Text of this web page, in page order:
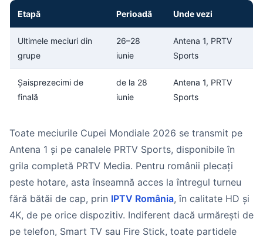
Etapă Perioadă Unde vezi
Ultimele meciuri din
grupe
26–28
iunie
Antena 1, PRTV
Sports
Șaisprezecimi de
finală
de la 28
iunie
Antena 1, PRTV
Sports
Toate meciurile Cupei Mondiale 2026 se transmit pe
Antena 1 și pe canalele PRTV Sports, disponibile în
grila completă PRTV Media. Pentru românii plecați
peste hotare, asta înseamnă acces la întregul turneu
fără bătăi de cap, prin IPTV România, în calitate HD și
4K, de pe orice dispozitiv. Indiferent dacă urmărești de
pe telefon, Smart TV sau Fire Stick, toate partidele